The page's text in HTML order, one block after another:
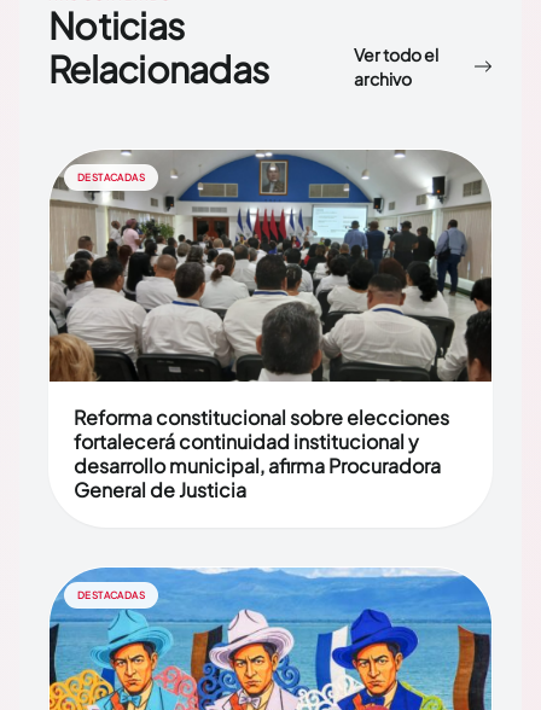
Noticias
Relacionadas
Ver todo el
archivo
DESTACADAS
Reforma constitucional sobre elecciones
fortalecerá continuidad institucional y
desarrollo municipal, afirma Procuradora
General de Justicia
DESTACADAS